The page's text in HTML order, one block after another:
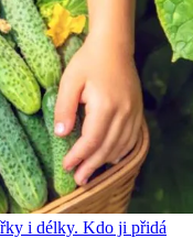
i délky. Kdo ji přidá